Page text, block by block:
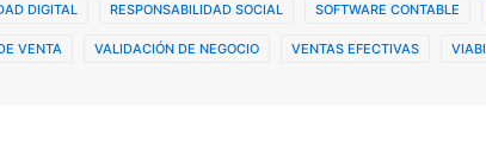
DIGITAL RESPONSABILIDAD SOCIAL SOFTWARE CONTABLE
VENTA VALIDACIÓN DE NEGOCIO VENTAS EFECTIVAS